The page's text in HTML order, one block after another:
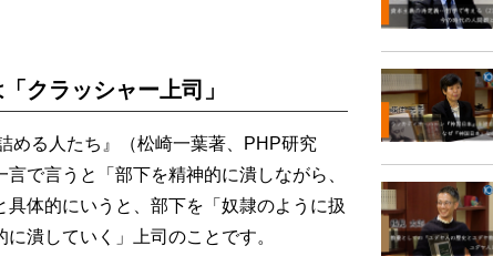
クラッシャー上司」
る人たち』（松崎一葉著、PHP研究
で言うと「部下を精神的に潰しながら、
体的にいうと、部下を「奴隷のように扱
潰していく」上司のことです。